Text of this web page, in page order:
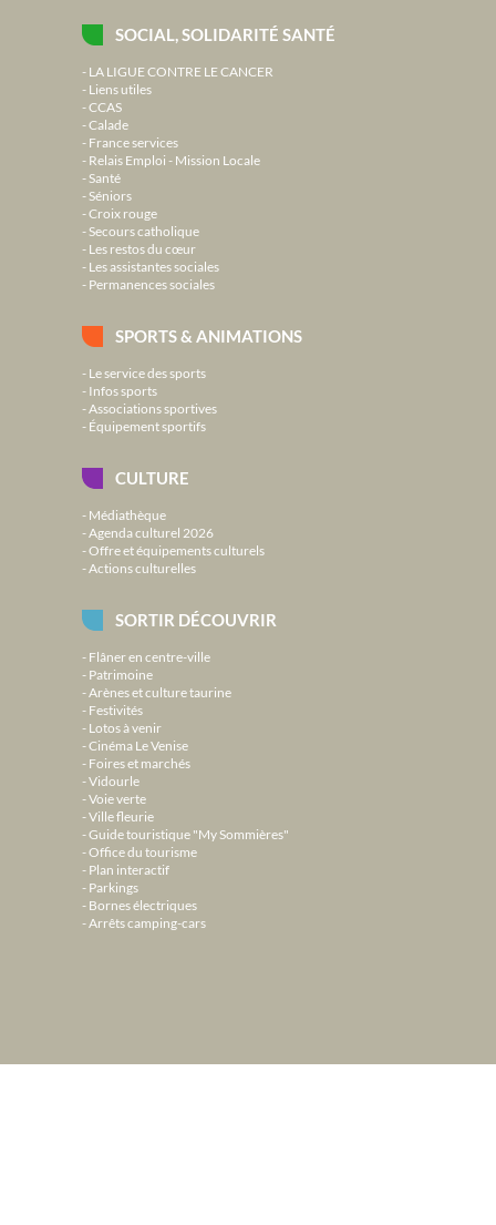
SOCIAL, SOLIDARITÉ SANTÉ
LA LIGUE CONTRE LE CANCER
Liens utiles
CCAS
Calade
France services
Relais Emploi - Mission Locale
Santé
Séniors
Croix rouge
Secours catholique
Les restos du cœur
Les assistantes sociales
Permanences sociales
SPORTS & ANIMATIONS
Le service des sports
Infos sports
Associations sportives
Équipement sportifs
CULTURE
Médiathèque
Agenda culturel 2026
Offre et équipements culturels
Actions culturelles
SORTIR DÉCOUVRIR
Flâner en centre-ville
Patrimoine
Arènes et culture taurine
Festivités
Lotos à venir
Cinéma Le Venise
Foires et marchés
Vidourle
Voie verte
Ville fleurie
Guide touristique "My Sommières"
Office du tourisme
Plan interactif
Parkings
Bornes électriques
Arrêts camping-cars